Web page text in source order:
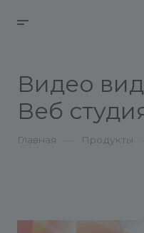
Видео
Веб
Главная Продукты